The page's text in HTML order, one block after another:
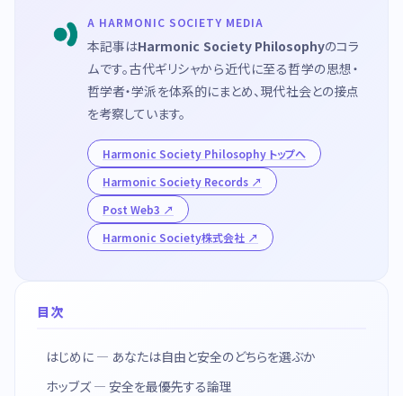
A HARMONIC SOCIETY MEDIA
本記事はHarmonic Society Philosophyのコラ
ムです。古代ギリシャから近代に至る哲学の思想・
哲学者・学派を体系的にまとめ、現代社会との接点
を考察しています。
Harmonic Society Philosophy トップへ
Harmonic Society Records
Post Web3
Harmonic Society株式会社
目次
はじめに — あなたは自由と安全のどちらを選ぶか
ホッブズ — 安全を最優先する論理